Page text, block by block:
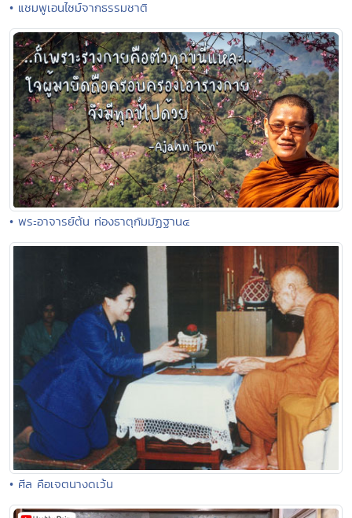
• แชมพูเอนไซม์จากธรรมชาติ
• พระอาจารย์ต้น ท่องธาตุกัมมัฏฐาน๔
• ศีล คือเจตนางดเว้น